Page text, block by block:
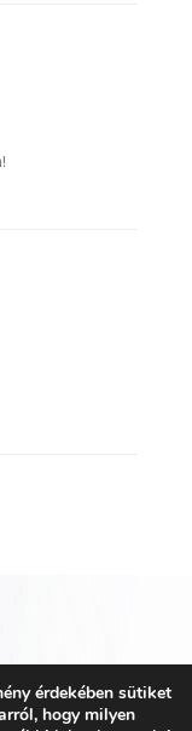
|
érdekében sütiket
hogy milyen